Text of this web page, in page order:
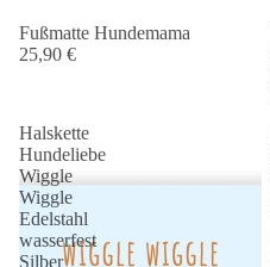
Fußmatte Hundemama
25,90 €
Halskette
Hundeliebe
Wiggle
Wiggle
Edelstahl
wasserfest
Silber